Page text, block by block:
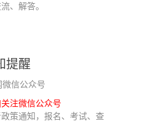
、解答。
提醒
注微信公众号
策通知，报名、考试、查